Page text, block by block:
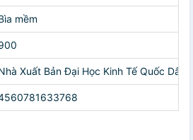
mềm
Xuất Bản Đại Học Kinh Tế Quốc Dân